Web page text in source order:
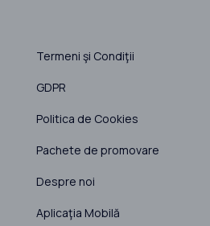
Termeni şi Condiţii
GDPR
Politica de Cookies
Pachete de promovare
Despre noi
Aplicaţia Mobilă